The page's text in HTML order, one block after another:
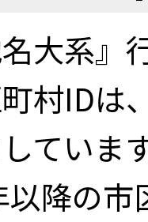
名大系
村IDは
ていま
降の